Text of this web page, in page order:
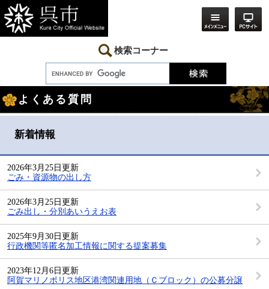
ー
ジ
の
ニ
ュ
ー
て
本
文
検索コーナー
文
よくある質問
新着情報
2026年3月25日更新
ごみ・資源物の出し方
2026年3月25日更新
ごみ出し・分別あいうえお表
2025年9月30日更新
行政機関等匿名加工情報に関する提案募集
2023年12月6日更新
阿賀マリノポリス地区港湾関連用地（Ｃブロック）の公募分譲